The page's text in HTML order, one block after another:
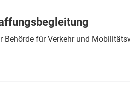
Behörde für Verkehr und